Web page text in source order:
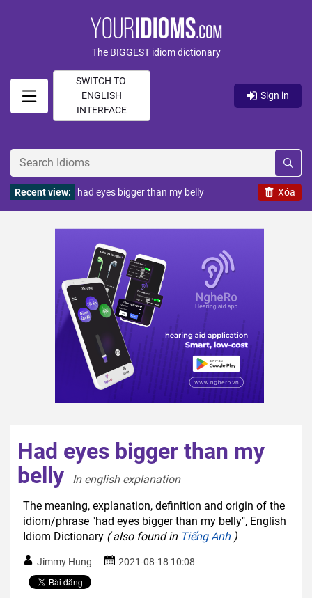
The BIGGEST idiom dictionary
SWITCH TO
ENGLISH
INTERFACE
Sign in
Xóa
Recent view: had eyes bigger than my belly
Had eyes bigger than my
belly
In english explanation
The meaning, explanation, definition and origin of the
idiom/phrase "had eyes bigger than my belly", English
Idiom Dictionary ( also found in Tiếng Anh)
Jimmy Hung 2021-08-18 10:08